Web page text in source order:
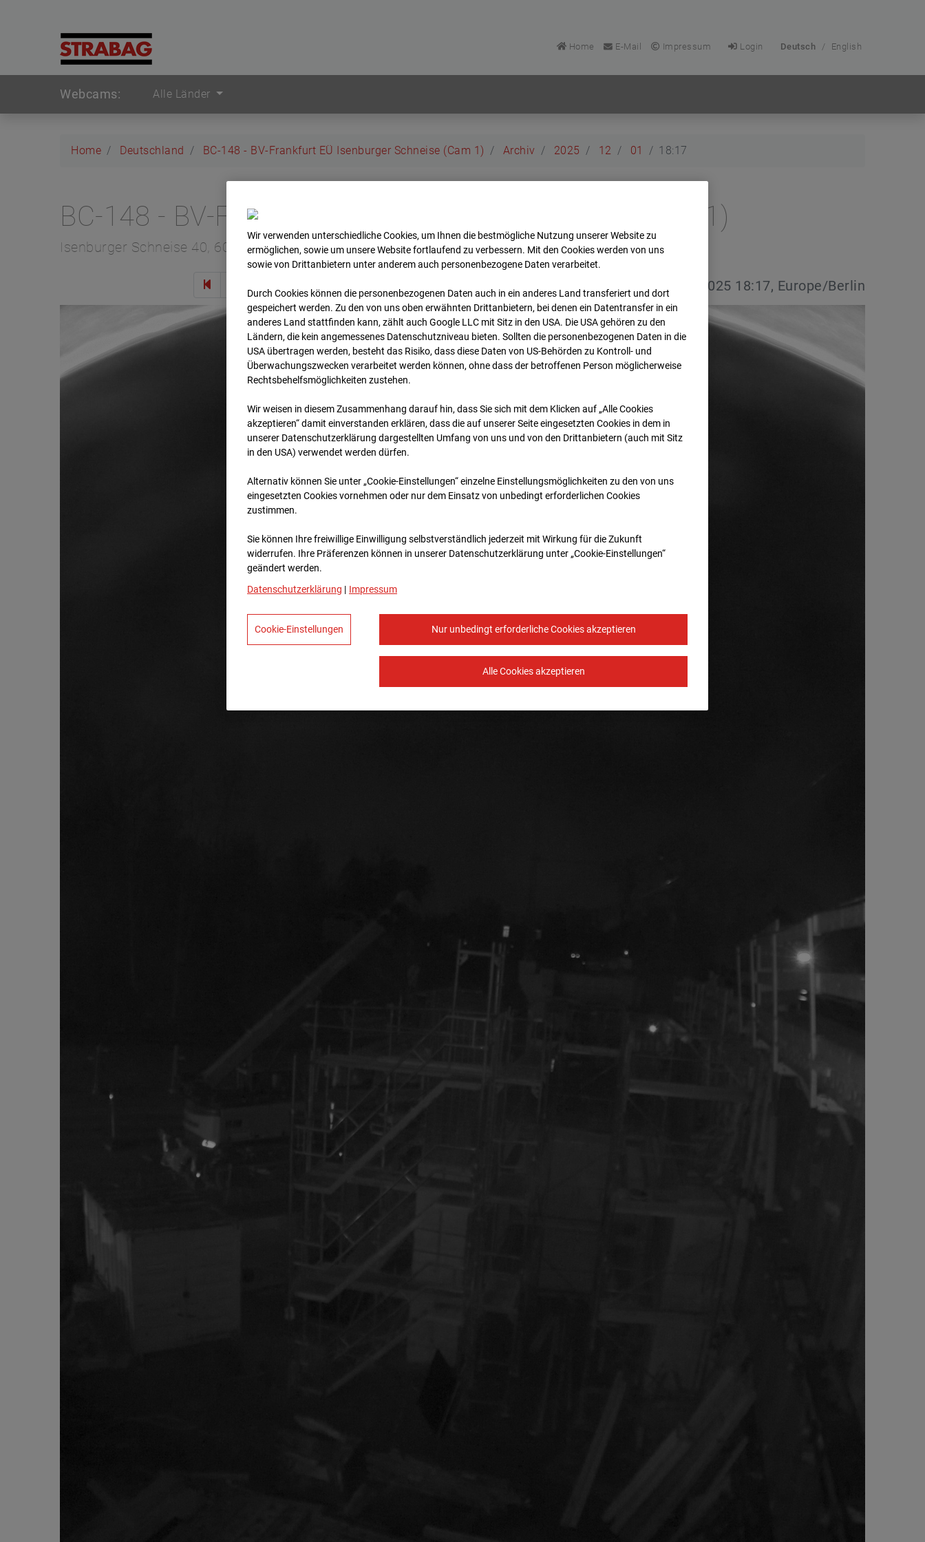
Home E-Mail Impressum Login Deutsch / English
Webcams: Alle Länder
Home Deutschland BC-148 - BV-Frankfurt EÜ Isenburger Schneise (Cam 1) Archiv 2025 12 01 18:17
BC-148 - BV-Frankfurt EÜ Isenburger Schneise (Cam 1)
Isenburger Schneise 40, 60528 Frankfurt
Archivdatum: 01.12.2025 18:17, Europe/Berlin
Wir verwenden unterschiedliche Cookies, um Ihnen die best­mögliche Nutzung unserer Website zu
ermöglichen, sowie um unsere Website fortlaufend zu verbessern. Mit den Cookies werden von uns
sowie von Drittanbietern unter anderem auch personenbezogene Daten verarbeitet.
Durch Cookies können die personenbezogenen Daten auch in ein anderes Land transferiert und dort
gespeichert werden. Zu den von uns oben erwähnten Drittanbietern, bei denen ein Datentransfer in ein
anderes Land stattfinden kann, zählt auch Google LLC mit Sitz in den USA. Die USA gehören zu den
Ländern, die kein angemessenes Datenschutzniveau bieten. Sollten die personenbezogenen Daten in die
USA übertragen werden, besteht das Risiko, dass diese Daten von US-Behörden zu Kontroll- und
Überwachungszwecken verarbeitet werden können, ohne dass der betroffenen Person möglicherweise
Rechtsbehelfsmöglichkeiten zustehen.
Wir weisen in diesem Zusammenhang darauf hin, dass Sie sich mit dem Klicken auf „Alle Cookies
akzeptieren“ damit ein­ver­standen erklären, dass die auf unserer Seite eingesetzten Cookies in dem in
unserer Datenschutzerklärung dargestellten Umfang von uns und von den Drittanbietern (auch mit Sitz
in den USA) verwendet werden dürfen.
Alternativ können Sie unter „Cookie-Einstellungen“ einzelne Einstellungsmöglichkeiten zu den von uns
eingesetzten Cookies vornehmen oder nur dem Einsatz von unbedingt erforderlichen Cookies
zustimmen.
Sie können Ihre freiwillige Einwilligung selbstverständlich jederzeit mit Wirkung für die Zukunft
widerrufen. Ihre Prä­fe­renzen können in unserer Datenschutzerklärung unter „Cookie-Einstellungen“
geändert werden.
Datenschutzerklärung | Impressum
Nur unbedingt erforderliche Cookies akzeptieren
Alle Cookies akzeptieren
Cookie-Einstellungen